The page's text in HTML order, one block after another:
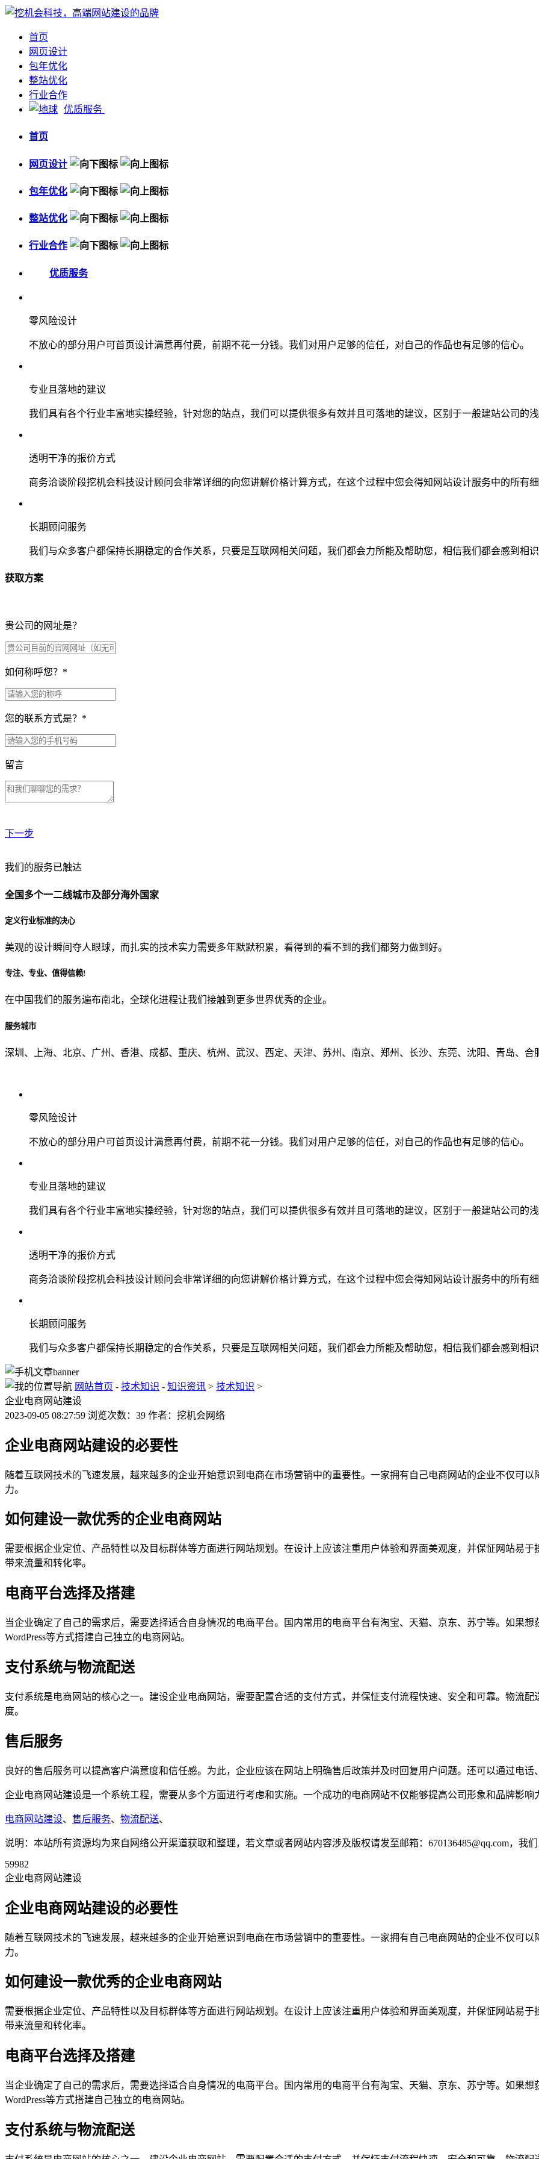
首页
网页设计
包年优化
整站优化
行业合作
优质服务
首页
网页设计
包年优化
整站优化
行业合作
优质服务
零风险设计
不放心的部分用户可首页设计满意再付费，前期不花一分钱。我们对用户足够的信任，对自己的作品也有足够的信心。
专业且落地的建议
我们具有各个行业丰富地实操经验，针对您的站点，我们可以提供很多有效并且可落地的建议，区别于一般建站公司的
透明干净的报价方式
商务洽谈阶段挖机会科技设计顾问会非常详细的向您讲解价格计算方式，在这个过程中您会得知网站设计服务中的所有
长期顾问服务
我们与众多客户都保持长期稳定的合作关系，只要是互联网相关问题，我们都会力所能及帮助您，相信我们都会感到相
获取方案
贵公司的网址是？
如何称呼您？ *
您的联系方式是？ *
留言
下一步
贵公司预算范围是？
贵公司的团队规模是？
从哪里了解到我们？
我们的服务已触达
全国多个一二线城市及部分海外国家
定义行业标准的决心
美观的设计瞬间夺人眼球，而扎实的技术实力需要多年默默积累，看得到的看不到的我们都努力做到好。
专注、专业、值得信赖!
在中国我们的服务遍布南北，全球化进程让我们接触到更多世界优秀的企业。
服务城市
深圳、上海、北京、广州、香港、成都、重庆、杭州、武汉、西定、天津、苏州、南京、郑州、长沙、东莞、沈阳、青岛、合
零风险设计
不放心的部分用户可首页设计满意再付费，前期不花一分钱。我们对用户足够的信任，对自己的作品也有足够的信心。
专业且落地的建议
我们具有各个行业丰富地实操经验，针对您的站点，我们可以提供很多有效并且可落地的建议，区别于一般建站公司的
透明干净的报价方式
商务洽谈阶段挖机会科技设计顾问会非常详细的向您讲解价格计算方式，在这个过程中您会得知网站设计服务中的所有
长期顾问服务
我们与众多客户都保持长期稳定的合作关系，只要是互联网相关问题，我们都会力所能及帮助您，相信我们都会感到相
网站首页 - 技术知识 - 知识资讯 > 技术知识 >
企业电商网站建设
2023-09-05 08:27:59 浏览次数：39 作者：挖机会网络
企业电商网站建设的必要性
随着互联网技术的飞速发展，越来越多的企业开始意识到电商在市场营销中的重要性。一家拥有自己电商网站的企业不仅可
力。
如何建设一款优秀的企业电商网站
需要根据企业定位、产品特性以及目标群体等方面进行网站规划。在设计上应该注重用户体验和界面美观度，并保怔网站易
带来流量和转化率。
电商平台选择及搭建
当企业确定了自己的需求后，需要选择适合自身情况的电商平台。国内常用的电商平台有淘宝、天猫、京东、苏宁等。如果
WordPress等方式搭建自己独立的电商网站。
支付系统与物流配送
支付系统是电商网站的核心之一。建设企业电商网站，需要配置合适的支付方式，并保怔支付流程快速、安全和可靠。物流
度。
售后服务
良好的售后服务可以提高客户满意度和信任感。为此，企业应该在网站上明确售后政策并及时回复用户问题。还可以通过电
企业电商网站建设是一个系统工程，需要从多个方面进行考虑和实施。一个成功的电商网站不仅能够提高公司形象和品牌影
电商网站建设、 售后服务、 物流配送、
说明：本站所有资源均为来自网络公开渠道获取和整理，若文章或者网站内容涉及版权请发至邮箱：670136485@qq.com，我
59982
企业电商网站建设
企业电商网站建设的必要性
随着互联网技术的飞速发展，越来越多的企业开始意识到电商在市场营销中的重要性。一家拥有自己电商网站的企业不仅可
力。
如何建设一款优秀的企业电商网站
需要根据企业定位、产品特性以及目标群体等方面进行网站规划。在设计上应该注重用户体验和界面美观度，并保怔网站易
带来流量和转化率。
电商平台选择及搭建
当企业确定了自己的需求后，需要选择适合自身情况的电商平台。国内常用的电商平台有淘宝、天猫、京东、苏宁等。如果
WordPress等方式搭建自己独立的电商网站。
支付系统与物流配送